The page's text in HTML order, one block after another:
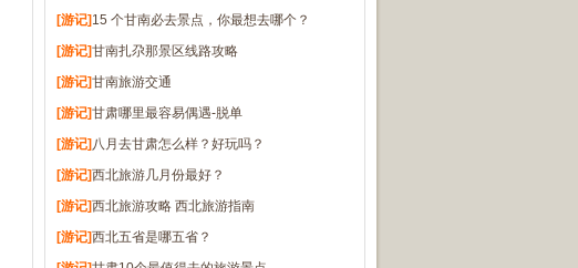
[游记] 15 个甘南必去景点，你最想去哪个？
[游记]甘南扎尕那景区线路攻略
[游记]甘南旅游交通
[游记]甘肃哪里最容易偶遇-脱单
[游记] 八月去甘肃怎么样？好玩吗？
[游记]西北旅游几月份最好？
[游记]西北旅游攻略 西北旅游指南
[游记]西北五省是哪五省？